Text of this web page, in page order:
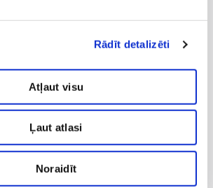
Rādīt detalizēti
Atļaut visu
Ļaut atlasi
Noraidīt